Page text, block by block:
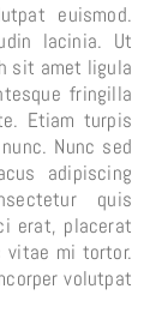
euismod.
lacinia. Ut
sit amet ligula
fringilla
Etiam turpis
Nunc sed
adipiscing
quis
erat, placerat
vitae mi tortor.
volutpat